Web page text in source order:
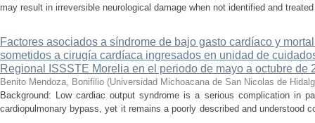
may result in irreversible neurological damage when not identified and
Factores asociados a síndrome de bajo gasto cardíaco y
sometidos a cirugía cardíaca ingresados en unidad de
Regional ISSSTE Morelia en el periodo de mayo a octubre de
Benito Mendoza, Bonifilio (Universidad Michoacana de San Nicolas de
Background: Low cardiac output syndrome is a serious complication in
cardiopulmonary bypass, yet it remains a poorly described and understood